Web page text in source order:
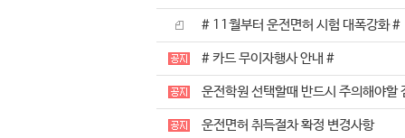
# 11월부터 운전면허 시험 대폭강화 #
# 카드 무이자행사 안내 #
운전학원 선택할때 반드시 주의해야할
운전면허 취득절차 확정 변경사항